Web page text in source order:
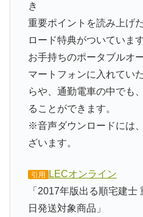
き
重要ポイントを読み上げ
ロード特典がついています
お手持ちのポータブルオ
マートフォンに入れてい
らや、通勤電車の中でも
ることができます。
※音声ダウンロードには
ざいます。
引用 LECオンライン
「2017年版出る順宅建
日発送対象商品」